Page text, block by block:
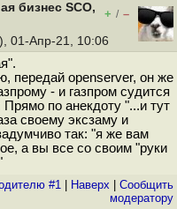
бизнес SCO,
+ / –
01-Апр-21, 10:06
передай openserver, он же
- и газпром судится
по анекдоту "...и тут
своему эксзаму и
так: "я же вам
а вы все со своим "руки
#1 Наверх
Cообщить
модератору